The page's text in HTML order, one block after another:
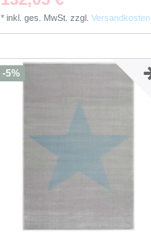
*inkl. ges. MwSt. zzgl.Versandkosten
-5%